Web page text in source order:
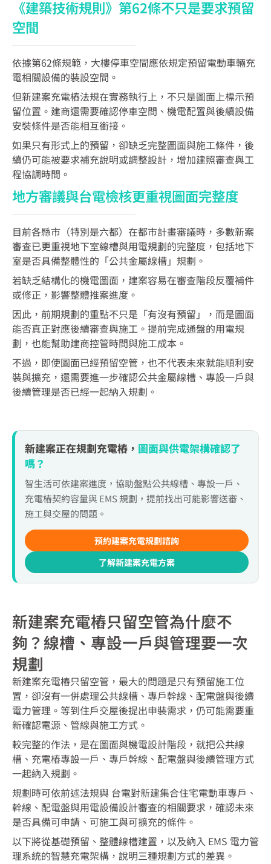
《建築技術規則》第62條不只是要求預留
空間
依據第62條規範，大樓停車空間應依規定預留電動車輛充
電相關設備的裝設空間。
但新建案充電樁法規在實務執行上，不只是圖面上標示預
留位置。建商還需要確認停車空間、機電配置與後續設備
安裝條件是否能相互銜接。
如果只有形式上的預留，卻缺乏完整圖面與施工條件，後
續仍可能被要求補充說明或調整設計，增加建照審查與工
程協調時間。
地方審議與台電檢核更重視圖面完整度
目前各縣市（特別是六都）在都市計畫審議時，多數新案
審查已更重視地下室線槽與用電規劃的完整度，包括地下
室是否具備整體性的「公共金屬線槽」規劃。
若缺乏結構化的機電圖面，建案容易在審查階段反覆補件
或修正，影響整體推案進度。
因此，前期規劃的重點不只是「有沒有預留」，而是圖面
能否真正對應後續審查與施工。提前完成通盤的用電規
劃，也能幫助建商控管時間與施工成本。
不過，即使圖面已經預留空管，也不代表未來就能順利安
裝與擴充，還需要進一步確認公共金屬線槽、專設一戶與
後續管理是否已經一起納入規劃。
新建案正在規劃充電樁， 圖面與供電架構確認了
嗎？
智生活可依建案進度，協助盤點公共線槽、專設一戶、
充電樁契約容量與 EMS 規劃，提前找出可能影響送審、
施工與交屋的問題。
預約建案充電規劃諮詢
了解新建案充電方案
新建案充電樁只留空管為什麼不
夠？線槽、專設一戶與管理要一次
規劃
新建案充電樁只留空管，最大的問題是只有預留施工位
置，卻沒有一併處理公共線槽、專戶幹線、配電盤與後續
電力管理。等到住戶交屋後提出申裝需求，仍可能需要重
新確認電源、管線與施工方式。
較完整的作法，是在圖面與機電設計階段，就把公共線
槽、充電樁專設一戶、專戶幹線、配電盤與後續管理方式
一起納入規劃。
規劃時可依前述法規與 台電對新建集合住宅電動車專戶、
幹線、配電盤與用電設備設計審查的相關要求，確認未來
是否具備可申請、可施工與可擴充的條件。
以下將從基礎預留、整體線槽建置，以及納入 EMS 電力管
理系統的智慧充電架構，說明三種規劃方式的差異。